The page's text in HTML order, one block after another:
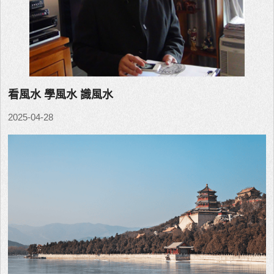
看風水 學風水 識風水
2025-04-28